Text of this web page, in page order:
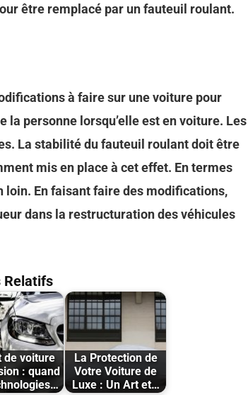
être remplacé par un fauteuil roulant.
à faire sur une voiture pour
la personne lorsqu’elle est en voiture. Les
La stabilité du fauteuil roulant doit être
mis en place à cet effet. En termes
loin. En faisant faire des modifications,
dans la restructuration des véhicules
Relatifs
de voiture
: quand
La Protection de
Votre Voiture de
Luxe : Un Art et…